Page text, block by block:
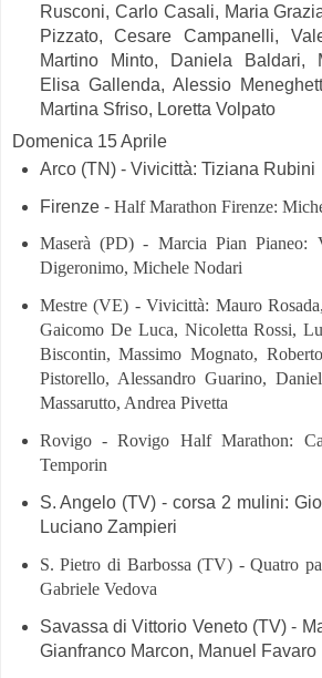
Rusconi, Carlo Casali, Maria
Pizzato, Cesare Campanelli,
Martino Minto, Daniela Baldari,
Elisa Gallenda, Alessio
Martina Sfriso, Loretta Volpato
Domenica 15 Aprile
Arco (TN) - Vivicittà: Tiziana Rubini
Firenze - Half Marathon Firenze:
Maserà (PD) - Marcia Pian Pianeo:
Digeronimo, Michele Nodari
Mestre (VE) - Vivicittà: Mauro
Gaicomo De Luca, Nicoletta Rossi,
Biscontin, Massimo Mognato,
Pistorello, Alessandro Guarino,
Massarutto, Andrea Pivetta
Rovigo - Rovigo Half Marathon:
Temporin
S. Angelo (TV) - corsa 2 mulini:
Luciano Zampieri
S. Pietro di Barbossa (TV) - Quatro
Gabriele Vedova
Savassa di Vittorio Veneto (TV) -
Gianfranco Marcon, Manuel Favaro